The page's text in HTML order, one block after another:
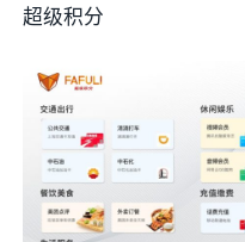
超级积分